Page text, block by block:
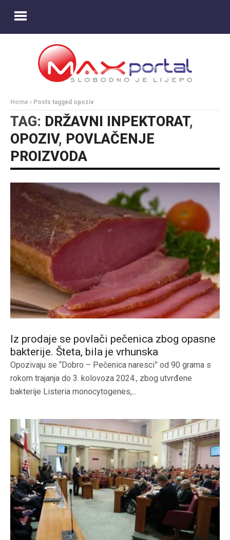
Home Posts tagged opoziv
TAG: DRŽAVNI INPEKTORAT,
OPOZIV, POVLAČENJE
PROIZVODA
Iz prodaje se povlači pečenica zbog opasne
bakterije. Šteta, bila je vrhunska
Opozivaju se “Dobro – Pečenica naresci” od 90 grama s
rokom trajanja do 3. kolovoza 2024., zbog utvrđene
bakterije Listeria monocytogenes,...